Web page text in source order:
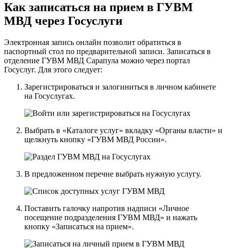
Как записаться на прием в ГУВМ
МВД через Госуслуги
Электронная запись онлайн позволит обратиться в
паспортный стол по предварительной записи. Записаться в
отделение ГУВМ МВД Сарапула можно через портал
Госуслуг. Для этого следует:
Зарегистрироваться и залогиниться в личном кабинете
на Госуслугах.
Выбрать в «Каталоге услуг» вкладку «Органы власти» и
щелкнуть кнопку «ГУВМ МВД России».
В предложенном перечне выбрать нужную услугу.
Поставить галочку напротив надписи «Личное
посещение подразделения ГУВМ МВД» и нажать
кнопку «Записаться на прием».